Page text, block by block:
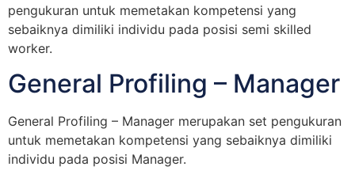
pengukuran untuk memetakan kompetensi yang
sebaiknya dimiliki individu pada posisi semi skilled
worker.
General Profiling – Manager
General Profiling – Manager merupakan set pengukuran
untuk memetakan kompetensi yang sebaiknya dimiliki
individu pada posisi Manager.